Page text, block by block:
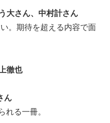
大さん、中村計さん
。期待を超える内容で面
徹也
ん
る一冊。